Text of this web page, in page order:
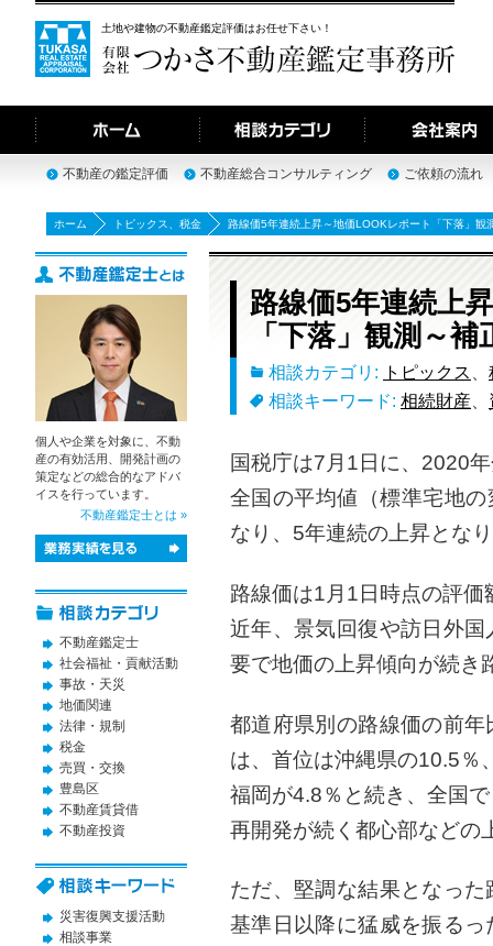
土地や建物の不動産鑑定評価はお任せ下さい！
不動産の鑑定評価 不動産総合コンサルティング ご依頼の流れ
ホーム トピックス 税金 路線価5年連続上昇～地価LOOKレポート「下落」観
路線価5年連続上
「下落」観測～
相談カテゴリ: トピックス
相談キーワード: 相続財産
国税庁は7月1日に、2020
全国の平均値（標準宅地
なり、5年連続の上昇とな
路線価は1月1日時点の評価
近年、景気回復や訪日外
要で地価の上昇傾向が続き
都道府県別の路線価の前
は、首位は沖縄県の10.5％
福岡が4.8％と続き、全国
再開発が続く都心部などの
ただ、堅調な結果となっ
基準日以降に猛威を振る
個人や企業を対象に、不動
産の有効活用、開発計画の
策定などの総合的なアドバ
イスを行っています。
不動産鑑定士とは »
不動産鑑定士
社会福祉・貢献活動
事故・天災
地価関連
法律・規制
税金
売買・交換
豊島区
不動産賃貸借
不動産投資
災害復興支援活動
相談事業